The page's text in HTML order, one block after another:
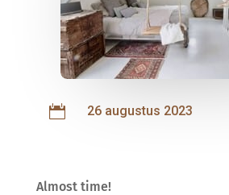
 26 augustus 2023
Almost time!